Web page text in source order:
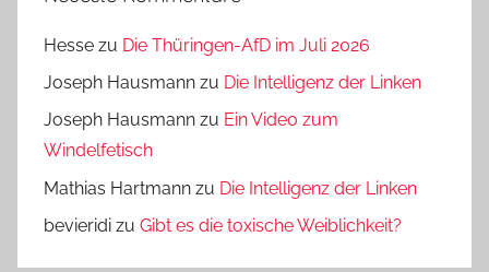
Hesse zu Die Thüringen-AfD im Juli 2026
Joseph Hausmann zu Die Intelligenz der Linken
Joseph Hausmann zu Ein Video zum
Windelfetisch
Mathias Hartmann zu Die Intelligenz der Linken
bevieridi zu Gibt es die toxische Weiblichkeit?